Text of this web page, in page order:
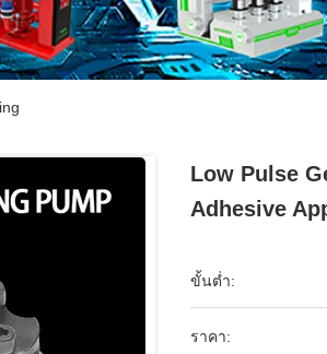
Low Pulse
Adhesive
ขั้นต่ำ:
ราคา: